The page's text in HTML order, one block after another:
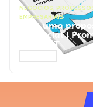
NEGÓCIOS,
EMPRESARIAIS
Faça uma
comercial |
ChatGPT